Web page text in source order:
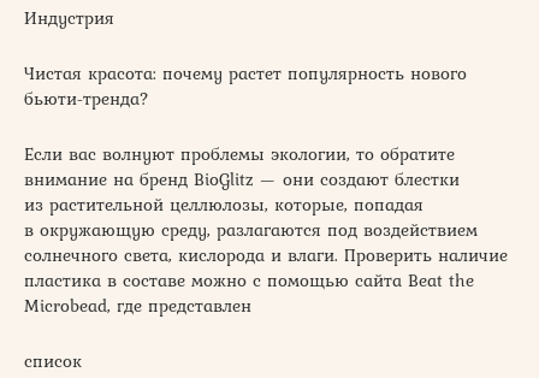
Индустрия
Чистая красота: почему растет популярность нового
бьюти-тренда?
Если вас волнуют проблемы экологии, то обратите
внимание на бренд BioGlitz — они создают блестки
из растительной целлюлозы, которые, попадая
в окружающую среду, разлагаются под воздействием
солнечного света, кислорода и влаги. Проверить наличие
пластика в составе можно с помощью сайта Beat the
Microbead, где представлен
список